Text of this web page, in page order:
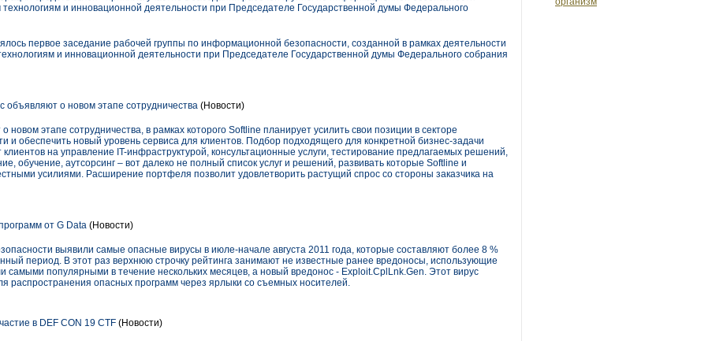
технологиям и инновационной деятельности при Председателе Государственной думы Федерального
первое заседание рабочей группы по информационной безопасности, созданной в рамках деятельности
и инновационной деятельности при Председателе Государственной думы Федерального собрания
объявляют о новом этапе сотрудничества (Новости)
новом этапе сотрудничества, в рамках которого Softline планирует усилить свои позиции в секторе
и обеспечить новый уровень сервиса для клиентов. Подбор подходящего для конкретной бизнес-задачи
на управление IT-инфраструктурой, консультационные услуги, тестирование предлагаемых решений,
обучение, аутсорсинг – вот далеко не полный список услуг и решений, развивать которые Softline и
усилиями. Расширение портфеля позволит удовлетворить растущий спрос со стороны заказчика на
от G Data (Новости)
выявили самые опасные вирусы в июле-начале августа 2011 года, которые составляют более 8 %
период. В этот раз верхнюю строчку рейтинга занимают не известные ранее вредоносы, использующие
самыми популярными в течение нескольких месяцев, а новый вредонос - Exploit.CplLnk.Gen. Этот вирус
распространения опасных программ через ярлыки со съемных носителей.
в DEF CON 19 CTF (Новости)